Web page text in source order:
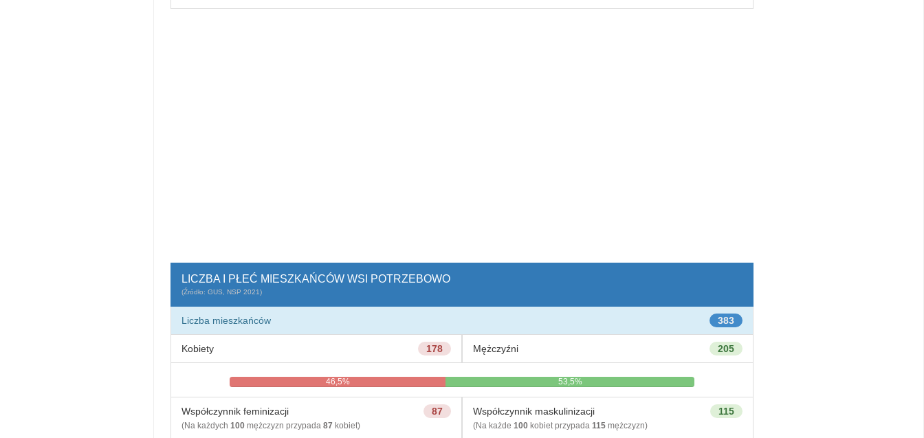
LICZBA I PŁEĆ MIESZKAŃCÓW WSI POTRZEBOWO
(Źródło: GUS, NSP 2021)
383
Liczba mieszkańców
178
Kobiety 205
Mężczyźni
46,5% 53,5%
87
Współczynnik feminizacji
(Na każdych 100mężczyzn przypada 87 kobiet)
115
Współczynnik maskulinizacji
(Na każde 100kobiet przypada 115mężczyzn)